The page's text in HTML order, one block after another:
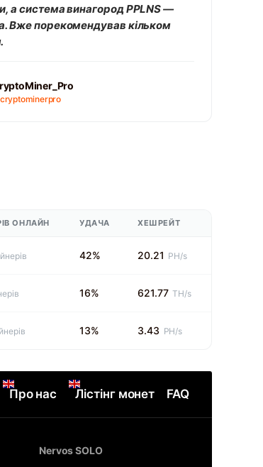
а система винагород PPLNS —
Вже порекомендував кільком
ОНЛАЙН УДАЧА ХЕШРЕЙТ
42% 20.21 PH/s
16% 621.77 TH/s
13% 3.43 PH/s
Про нас Лістінг монет FAQ
Nervos SOLO